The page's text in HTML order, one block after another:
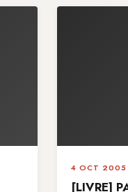
4 OCT 2005
[LIVRE]